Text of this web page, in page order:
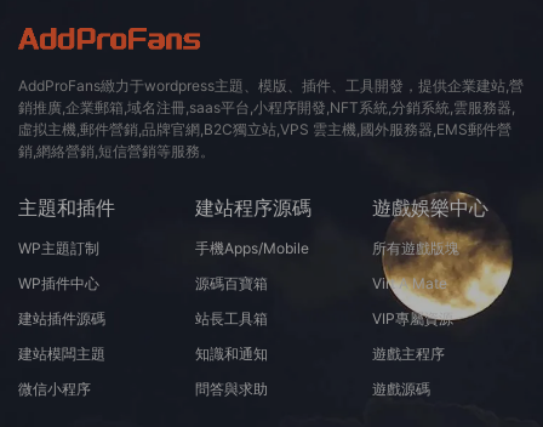
AddProFans緻力于wordpress主題、模版、插件、工具開發，提供企業建站,營
銷推廣,企業郵箱,域名注冊,saas平台,小程序開發,NFT系統,分銷系統,雲服務器,
虛拟主機,郵件營銷,品牌官網,B2C獨立站,VPS 雲主機,國外服務器,EMS郵件營
銷,網絡營銷,短信營銷等服務。
主題和插件
WP主題訂制
WP插件中心
建站插件源碼
建站模闆主題
微信小程序
建站程序源碼
手機Apps/Mobile
源碼百寶箱
站長工具箱
知識和通知
問答與求助
遊戲娛樂中心
所有遊戲版塊
Virt A Mate
VIP專屬資源
遊戲主程序
遊戲源碼